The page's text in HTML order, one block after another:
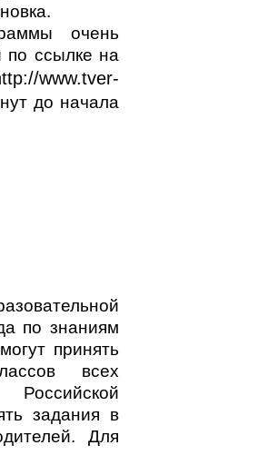
очень
по ссылке на
www.tver-
до начала
по знаниям
принять
всех
задания в
Для